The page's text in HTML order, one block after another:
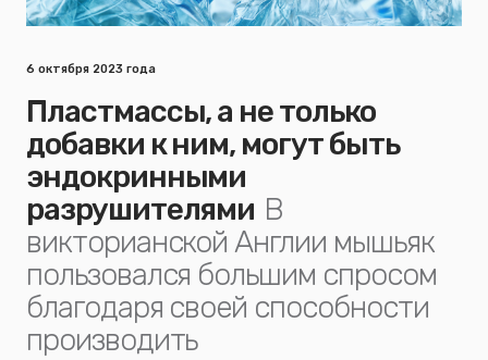
6 октября 2023 года
Пластмассы, а не только
добавки к ним, могут быть
эндокринными
разрушителями В
викторианской Англии мышьяк
пользовался большим спросом
благодаря своей способности
производить